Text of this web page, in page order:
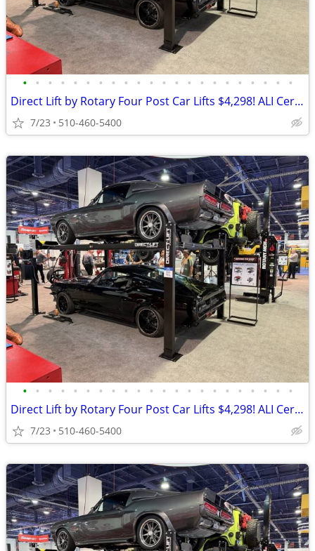
• • • • • • • • • • • • • • • • • • • • • •
Direct Lift by Rotary Four Post Car Lifts $4,298! ALI Certified!
7/23 510-460-5400
• • • • • • • • • • • • • • • • • • • • • •
Direct Lift by Rotary Four Post Car Lifts $4,298! ALI Certified!
7/23 510-460-5400